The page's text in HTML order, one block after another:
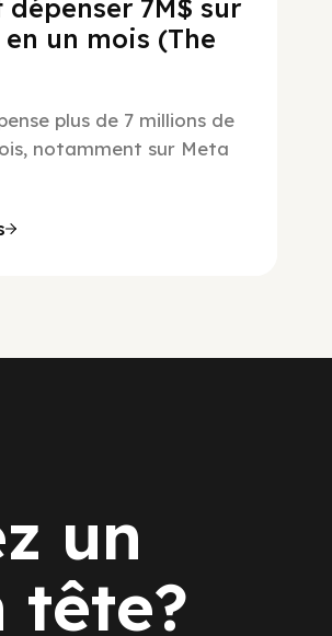
dépenser 7M$ sur
un mois (The
plus de 7 millions de
notamment sur Meta
un
tête?